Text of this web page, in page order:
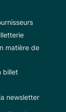
matière de
billet
newsletter